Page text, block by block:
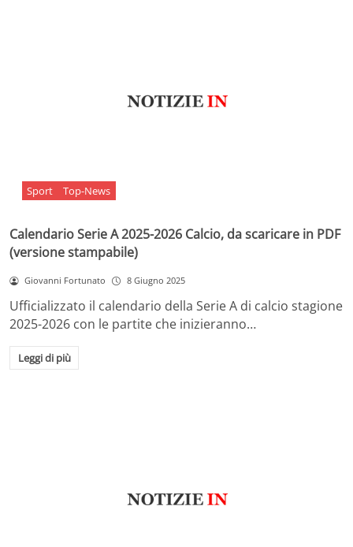
Sport Top-News
Calendario Serie A 2025-2026 Calcio, da scaricare in PDF
(versione stampabile)
Giovanni Fortunato 8 Giugno 2025
Ufficializzato il calendario della Serie A di calcio stagione
2025-2026 con le partite che inizieranno…
Leggi di più